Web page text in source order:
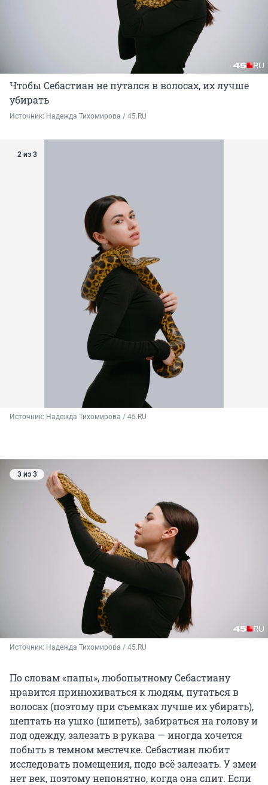
Чтобы Себастиан не путался в волосах, их лучше
убирать
Источник: Надежда Тихомирова / 45.RU
2 из 3
Источник: Надежда Тихомирова / 45.RU
3 из 3
Источник: Надежда Тихомирова / 45.RU
По словам «папы», любопытному Себастиану
нравится принюхиваться к людям, путаться в
волосах (поэтому при съемках лучше их убирать),
шептать на ушко (шипеть), забираться на голову и
под одежду, залезать в рукава — иногда хочется
побыть в темном местечке. Себастиан любит
исследовать помещения, подо всё залезать. У змеи
нет век, поэтому непонятно, когда она спит. Если